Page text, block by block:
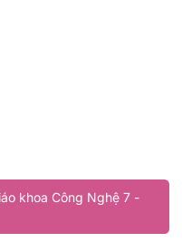
khoa Công Nghệ 7 -